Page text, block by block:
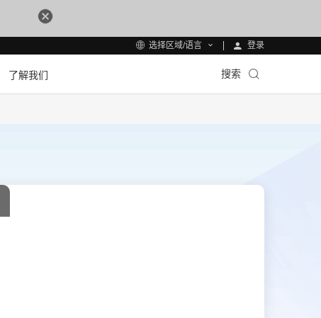
选择区域/语言 登录
了解我们 搜索